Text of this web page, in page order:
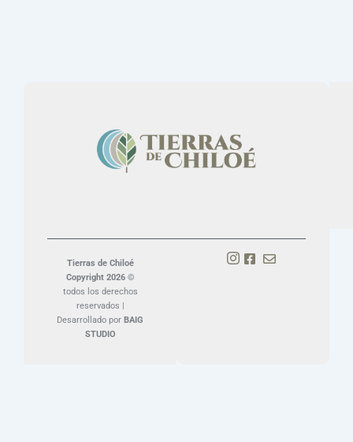
Tierras de Chiloé
Copyright 2026 ©
todos los derechos
reservados |
Desarrollado por BAIG
STUDIO